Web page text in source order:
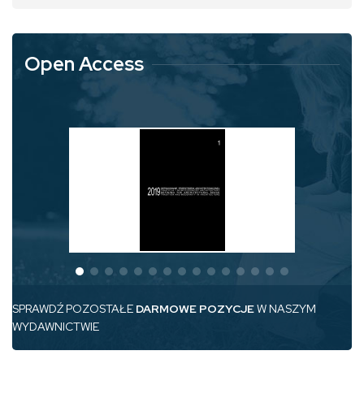
Open Access
SPRAWDŹ POZOSTAŁE DARMOWE POZYCJEW NASZYM
WYDAWNICTWIE